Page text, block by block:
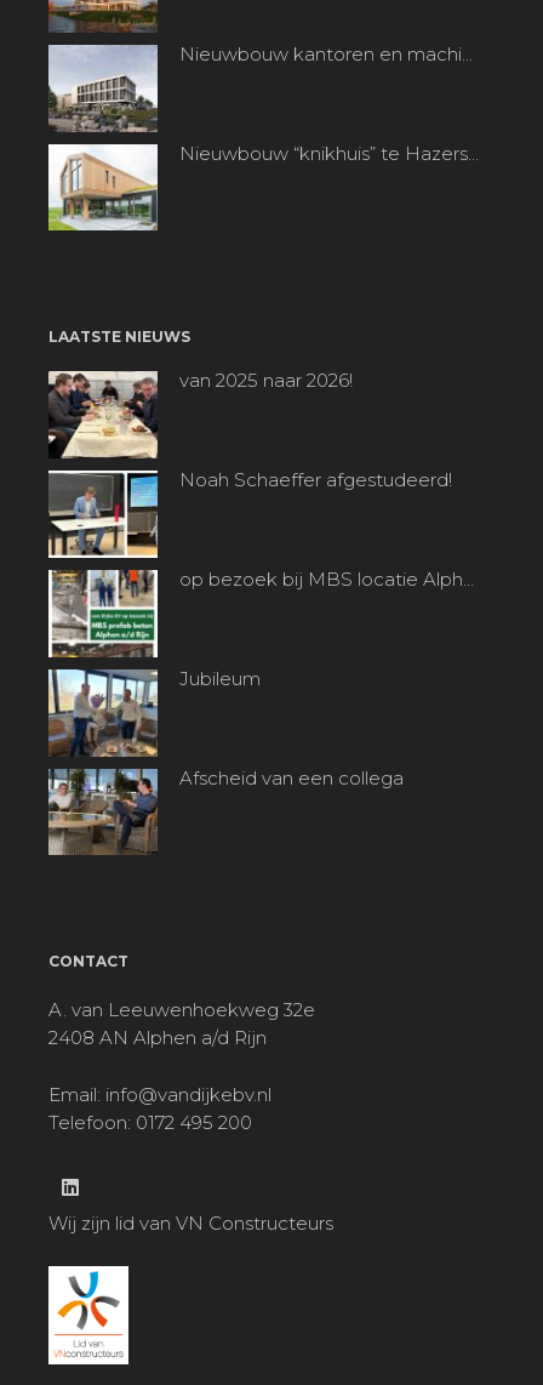
LAATSTE NIEUWS
van 2025 naar 2026!
Noah Schaeffer afgestudeerd!
op bezoek bij MBS locatie Alphen a/d Rijn
Jubileum
Afscheid van een collega
CONTACT
A. van Leeuwenhoekweg 32e
2408 AN Alphen a/d Rijn
Email: info@vandijkebv.nl
Telefoon: 0172 495 200
Wij zijn lid van VN Constructeurs